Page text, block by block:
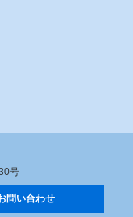
号
問い合わせ